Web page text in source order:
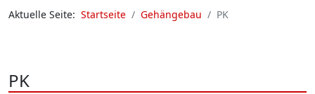
Aktuelle Seite: Startseite Gehängebau PK
PK